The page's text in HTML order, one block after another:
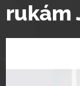
rukám